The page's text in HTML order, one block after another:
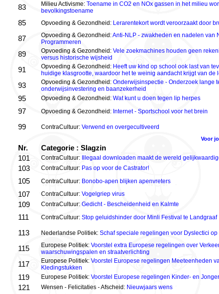
83 Milieu Activisme: Toename in CO2 en NOx gassen in het milieu
bevolkingstoename
85 Opvoeding & Gezondheid: Lerarentekort wordt veroorzaakt door
87 Opvoeding & Gezondheid:Anti-NLP - zwakheden en nadelen van
Programmeren
89 Opvoeding & Gezondheid: Vele zoekmachines houden geen
versus historische wijsheid
91 Opvoeding & Gezondheid: Heeft uw kind op school ook last van
huidige klasgrootte, waardoor het te weinig aandacht krijgt van de
93 Opvoeding & Gezondheid: Onderwijsinspectie - Onderzoek lange
onderwijsinvestering en baanzekerheid
95 Opvoeding & Gezondheid: Wat kunt u doen tegen lip herpes
97 Opvoeding & Gezondheid: Internet - Sportschool voor het brein
99 ContraCultuur: Verwend en overgecultiveerd
Voor
Nr.
Categorie : Slagzin
101
ContraCultuur: Illegaal downloaden maakt de wereld
103 ContraCultuur: Pas op voor de Castrator!
105 ContraCultuur: Bonobo-apen blijken apenvreters
107 ContraCultuur: Vogelgriep virus
109 ContraCultuur: Gedicht - Bescheidenheid en Kalmte
111 ContraCultuur: Stop geluidshinder door Minli Festival te Landgraaf
113 Nederlandse Politiek: Schaf speciale regelingen voor Dyslectici op
115 Europese Politiek: Voorstel extra Europese regelingen over
waarschuwingspalen en straatverlichting
117 Europese Politiek: Voorstel Europese regelingen Meeteenheden
Kledingstukken
119 Europese Politiek: Voorstel Europese regelingen Kinder- en
121 Wensen - Felicitaties - Afscheid: Nieuwjaars wens